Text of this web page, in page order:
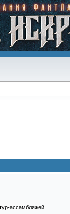
ассамбляжей.